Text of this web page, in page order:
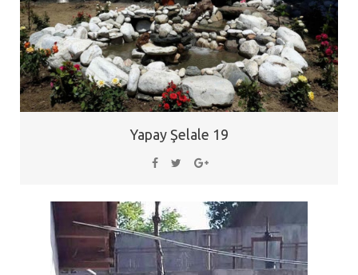
Yapay Şelale 19